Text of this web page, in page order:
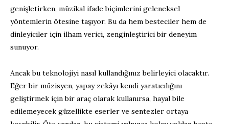
genişletirken, müzikal ifade biçimlerini geleneksel
yöntemlerin ötesine taşıyor. Bu da hem besteciler hem de
dinleyiciler için ilham verici, zenginleştirici bir deneyim
sunuyor.
Ancak bu teknolojiyi nasıl kullandığınız belirleyici olacaktır.
Eğer bir müzisyen, yapay zekâyı kendi yaratıcılığını
geliştirmek için bir araç olarak kullanırsa, hayal bile
edilemeyecek güzellikte eserler ve sentezler ortaya